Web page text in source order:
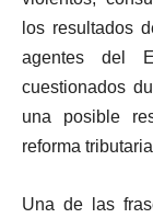
los resultados
agentes del
cuestionados
una posible
reforma
Una de las